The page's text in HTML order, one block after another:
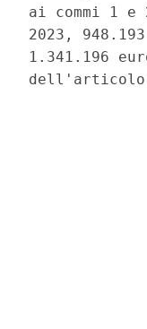
ai commi 1
2023,
1.341.196